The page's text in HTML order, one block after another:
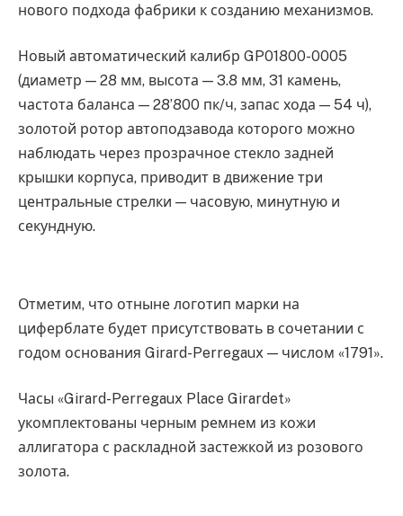
нового подхода фабрики к созданию механизмов.
Новый автоматический калибр GP01800-0005
(диаметр — 28 мм, высота — 3.8 мм, 31 камень,
частота баланса — 28’800 пк/ч, запас хода — 54 ч),
золотой ротор автоподзавода которого можно
наблюдать через прозрачное стекло задней
крышки корпуса, приводит в движение три
центральные стрелки — часовую, минутную и
секундную.
Отметим, что отныне логотип марки на
циферблате будет присутствовать в сочетании с
годом основания Girard-Perregaux — числом «1791».
Часы «Girard-Perregaux Place Girardet»
укомплектованы черным ремнем из кожи
аллигатора с раскладной застежкой из розового
золота.